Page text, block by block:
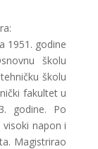
1951. godine
školu
školu
fakultet u
godine. Po
napon i
Magistrirao